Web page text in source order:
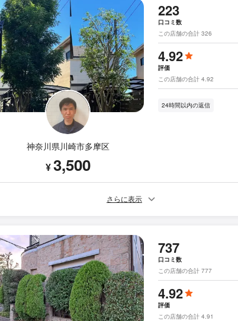
神奈川県川崎市多摩区
¥3,500
223
口コミ数
この店舗の合計 326
4.92
評価
この店舗の合計 4.92
24時間以内の返信
さらに表示
737
口コミ数
この店舗の合計 777
4.92
評価
この店舗の合計 4.91